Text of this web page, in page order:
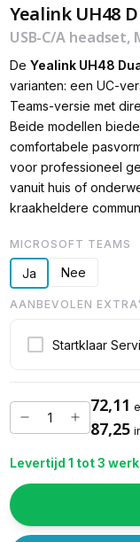
Yealink UH48
USB-C/A
De Yealink UH48
varianten: een UC-
Teams-versie met
Beide modellen
comfortabele
voor professioneel
vanuit huis of
kraakheldere
MICROSOFT TEAMS
Ja Nee
AANBEVOLEN
Startklaar
72,11
87,25
Levertijd 1 tot 3